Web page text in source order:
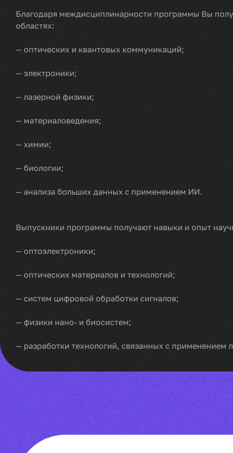
Благодаря междисциплинарности программы Вы
областях:
— оптических и квантовых коммуникаций;
— электроники;
— лазерной физики;
— материаловедения;
— химии;
— биологии;
— анализа больших данных с применением ИИ.
Выпускники программы получают навыки и опыт
— оптоэлектроники;
— оптических материалов и технологий;
— систем цифровой обработки сигналов;
— физики нано- и биосистем;
— разработки технологий, связанных с применением